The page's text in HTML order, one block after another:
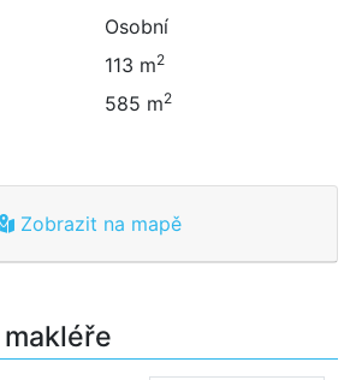
Osobní
113 m2
585 m2
Zobrazit na mapě